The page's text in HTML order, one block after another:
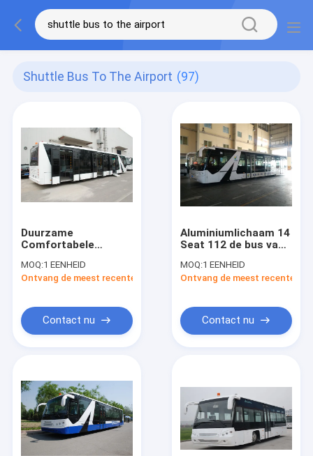
Shuttle Bus To The Airport (97)
Duurzame
Comfortabele
met 7100mm
Wielbasis DC24V
MOQ:1 EENHEID
Ontvang de meest recente Prijs
Contact nu
Aluminiumlichaam 14
Seat 112 de bus van
luchthavenschort
van de
MOQ:1 EENHEID
Ontvang de meest recente
Contact nu